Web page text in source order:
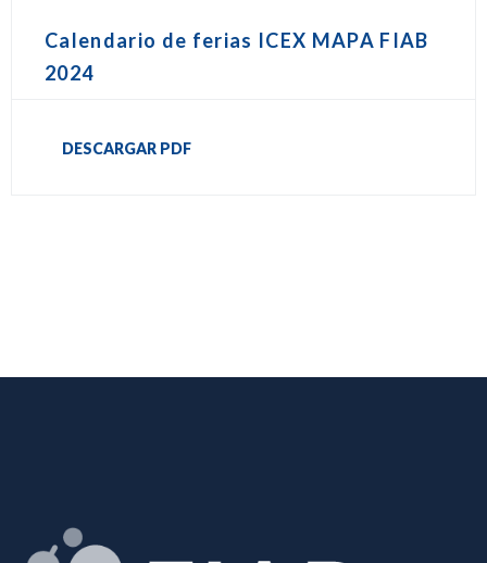
Calendario de ferias ICEX MAPA FIAB
2024
DESCARGAR PDF